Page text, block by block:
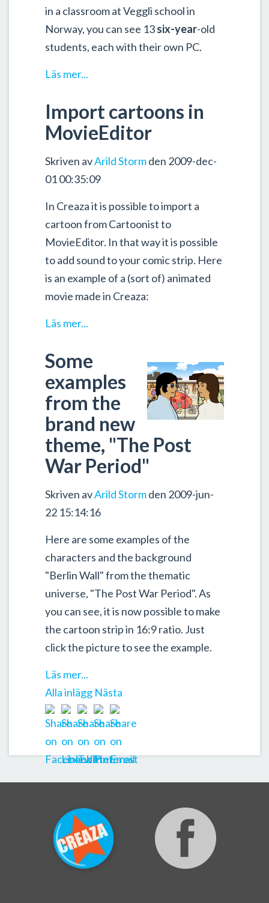
in a classroom at Veggli school in
Norway, you can see 13six-year-old
students, each with their own PC.
Läs mer...
Import cartoons in
MovieEditor
Skriven avArild Stormden 2009-dec-
01 00:35:09
In Creaza it is possible to import a
cartoon from Cartoonist to
MovieEditor. In that way it is possible
to add sound to your comic strip. Here
is an example of a (sort of) animated
movie made in Creaza:
Läs mer...
Some
examples
from the
brand new
theme, "The Post
War Period"
Skriven avArild Stormden 2009-jun-
22 15:14:16
Here are some examples of the
characters and the background
"Berlin Wall" from the thematic
universe, "The Post War Period". As
you can see, it is now possible to make
the cartoon strip in 16:9 ratio. Just
click the picture to see the example.
Läs mer...
Alla inlägg Nästa